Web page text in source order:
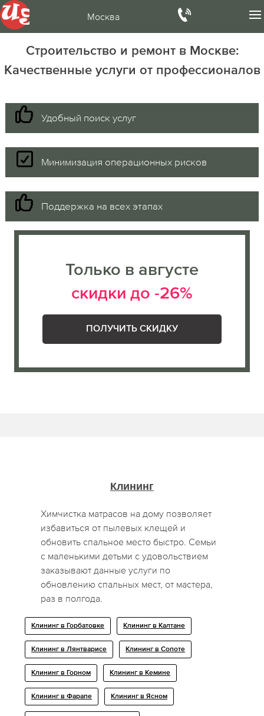
Москва
Строительство и ремонт в Москве:
Качественные услуги от профессионалов
Удобный поиск услуг
Минимизация операционных рисков
Поддержка на всех этапах
Только в августе
скидки до -26%
ПОЛУЧИТЬ СКИДКУ
Клининг
Химчистка матрасов на дому позволяет
избавиться от пылевых клещей и
обновить спальное место быстро. Семьи
с маленькими детьми с удовольствием
заказывают данные услуги по
обновлению спальных мест, от мастера,
раз в полгода.
Клининг в Горбатовке Клининг в Калтане
Клининг в Лянтварисе Клининг в Сопоте
Клининг в Горном Клининг в Кемине
Клининг в Фарапе Клининг в Ясном